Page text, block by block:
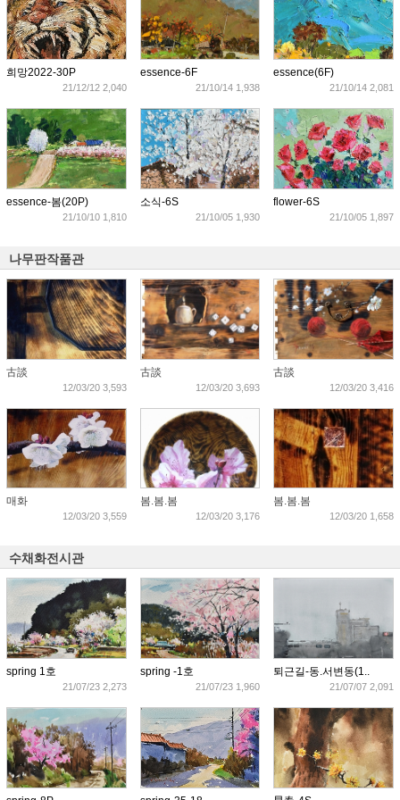
희망2022-30P
21/12/12 2,040
essence-6F
21/10/14 1,938
essence(6F)
21/10/14 2,081
essence-봄(20P)
21/10/10 1,810
소식-6S
21/10/05 1,930
flower-6S
21/10/05 1,897
나무판작품관
古談
12/03/20 3,593
古談
12/03/20 3,693
古談
12/03/20 3,416
매화
12/03/20 3,559
봄.봄.봄
12/03/20 3,176
봄.봄.봄
12/03/20 1,658
수채화전시관
spring 1호
21/07/23 2,273
spring -1호
21/07/23 1,960
퇴근길-동.서변동(1..
21/07/07 2,091